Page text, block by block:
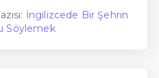
İngilizcede Bir Şehrin
Söylemek